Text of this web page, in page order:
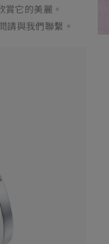
它的美麗。
請與我們聯繫。